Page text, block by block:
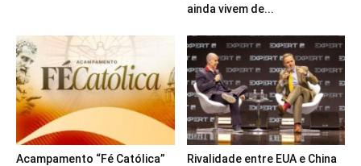
ainda vivem de...
Acampamento “Fé Católica”
Rivalidade entre EUA e China